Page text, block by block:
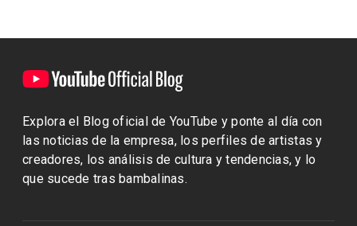
Explora el Blog oficial de YouTube y ponte al día con
las noticias de la empresa, los perfiles de artistas y
creadores, los análisis de cultura y tendencias, y lo
que sucede tras bambalinas.